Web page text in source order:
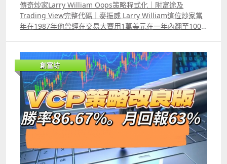
指標1.0 YouTube介紹影片 httpsyoutu.bedazPklx6Nvc 指
標原理介紹
httpswww.tradingview.comscript1D11hGCm%E7%B7%
介紹影片 httpswww.youtube.comwatchv=0Bek8Xz2qtQ
Backtest Report港股版
httpswww.tradingview.comscripttMpjELSqRobHoffman
IRBStrategy%E6%94%B9%E8%89%AF%E7%89%88%E6
%B8%AF%E8%82%A1%E7%89%88%E6%9C%AC
Backtest Report美股版
httpswww.tradingview.comscriptiW0xXBjbRobHoffman
IRBStrategy%E6%94%B9%E8%89%AF%E7%89%88 10
VCP 策略改良版 YouTube介紹影片
httpsyoutu.be7qHtfvqtbsA Backtest Report
%E4%B8%8B%E5%96%AEStrategy 4 T33_香港期指策略
YouTube介紹影片
httpsyoutu.bekoYtAO9AZKksi=k5H9jsOnUma53K9
Backtest Report
httpswww.tradingview.comscriptYpZG1OnXT33%E9%A
6%99%E6%B8%AF%E6%9C%9F%E6%8C%87%E7%89%8
8beta17autotrade%E7%89%88%E6%9C%AC 5 著名個人
炒家John Carter 自創策略1年賺1800萬美元 改良版
YouTube介紹影片
httpsyoutu.beFQzQ8o4pz_4si=zF10XqrlCw8wbgP9
Backtest Report
httpswww.tradingview.comscriptGn7udQ7mTTM%E8%
83%8C%E9%A6%B3%E6%94%B9%E8%89%AF%E7%89%
88 6 瑞典交易員Kristjan Kullamagi交易策略改良版
YouTube介紹影片
傳奇炒家Larry William Oops策略程式化｜附富途及
Trading View完整代碼｜麥振威 Larry William這位炒家當
年在1987年他曾經在交易大賽用1萬美元在一年內翻至100
例如用5分鐘圖來交易NvidiaUSNVDA，在過去一年win
rate只有44%，10萬港元本金，虧損23645元。這代表了
oops策略其實已失效。不過，若把原來的買入訊號及賣出訊
號反過來運用，意思是買入訊號轉為造淡訊號，原來的造淡
訊號則改為買入訊號，效果就反而會較好。 此外，筆者將它
改良了應用在交易小型標普期貨之上ES之上，過去一年win
rate有近70%，回報超過3倍。 當然，要改良這個策略並非
單單將訊號「反轉」這樣簡單，會加上session volume
profile的POC，特別會留意在pre market時段，POC的變
化。所謂POC是最大成交量的價位，POC會不斷改變的，若
創富坊